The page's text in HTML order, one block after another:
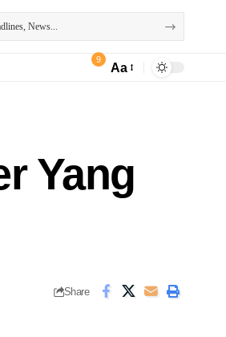
9
Aa
Yang
Share